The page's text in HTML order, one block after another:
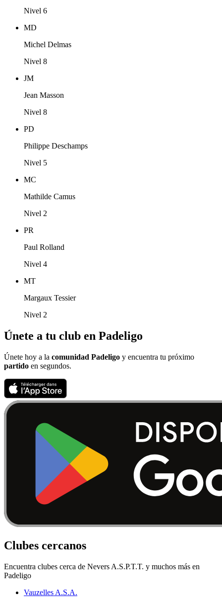
Nivel 6
MD
Michel Delmas
Nivel 8
JM
Jean Masson
Nivel 8
PD
Philippe Deschamps
Nivel 5
MC
Mathilde Camus
Nivel 2
PR
Paul Rolland
Nivel 4
MT
Margaux Tessier
Nivel 2
Únete a tu club en Padeligo
Únete hoy a la comunidad Padeligo y encuentra tu próximo
partido en segundos.
Clubes cercanos
Encuentra clubes cerca de Nevers A.S.P.T.T. y muchos más en
Padeligo
Vauzelles A.S.A.